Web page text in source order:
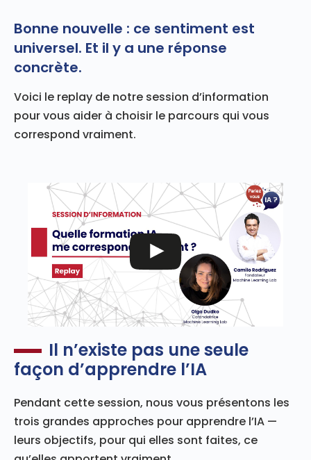
Bonne nouvelle : ce sentiment est
universel. Et il y a une réponse
concrète.
Voici le replay de notre session d’information
pour vous aider à choisir le parcours qui vous
correspond vraiment.
Il n’existe pas une seule
façon d’apprendre l’IA
Pendant cette session, nous vous présentons les
trois grandes approches pour apprendre l’IA —
leurs objectifs, pour qui elles sont faites, ce